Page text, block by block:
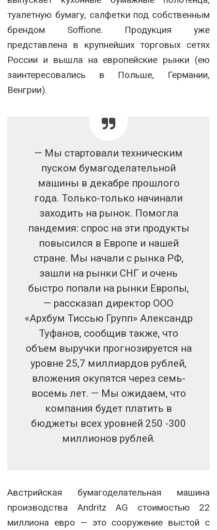
туалетную бумагу, салфетки под собственным
брендом Soffione. Продукция уже
представлена в крупнейших торговых сетях
России и вышла на европейские рынки (ею
заинтересовались в Польше, Германии,
Венгрии).
— Мы стартовали техническим
пуском бумагоделательной
машины в декабре прошлого
года. Только-только начинали
заходить на рынок. Помогла
пандемия: спрос на эти продукты
повысился в Европе и нашей
стране. Мы начали с рынка РФ,
зашли на рынки СНГ и очень
быстро попали на рынки Европы,
— рассказал директор ООО
«Архбум Тиссью Групп» Александр
Туфанов, сообщив также, что
объем выручки прогнозируется на
уровне 25,7 миллиардов рублей,
вложения окупятся через семь-
восемь лет. — Мы ожидаем, что
компания будет платить в
бюджеты всех уровней 250 -300
миллионов рублей.
Австрийская бумагоделательная машина
производства Andritz AG стоимостью 22
миллиона евро — это сооружение выстой с